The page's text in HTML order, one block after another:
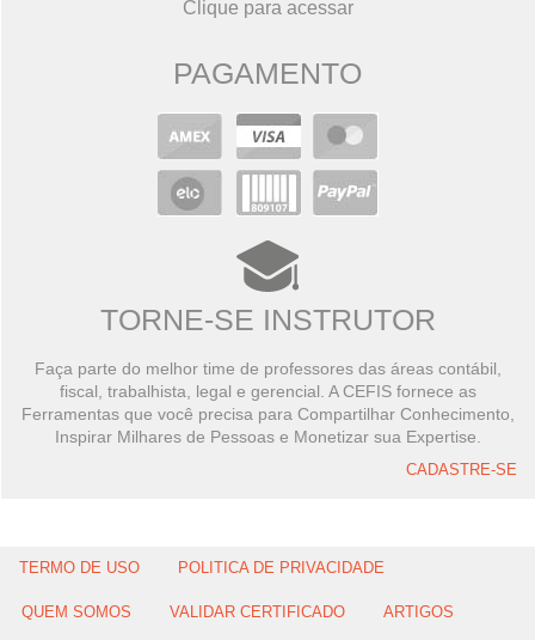
Clique para acessar
PAGAMENTO
TORNE-SE INSTRUTOR
Faça parte do melhor time de professores das áreas contábil,
fiscal, trabalhista, legal e gerencial. A CEFIS fornece as
Ferramentas que você precisa para Compartilhar Conhecimento,
Inspirar Milhares de Pessoas e Monetizar sua Expertise.
CADASTRE-SE
TERMO DE USO POLITICA DE PRIVACIDADE
QUEM SOMOS VALIDAR CERTIFICADO ARTIGOS